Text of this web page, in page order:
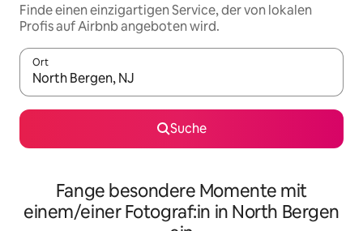
Finde einen einzigartigen Service, der von lokalen
Profis auf Airbnb angeboten wird.
Ort
Wenn Ergebnisse verfügbar sind, navigiere mit den
Suche
Fange besondere Momente mit
einem/einer Fotograf:in in North Bergen